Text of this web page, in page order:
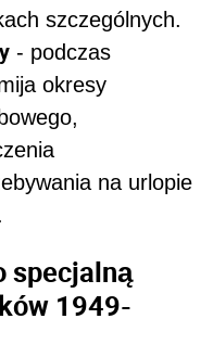
szczególnych.
- podczas
okresy
na urlopie
specjalną
1949-